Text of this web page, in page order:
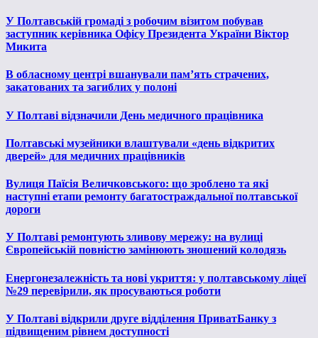
У Полтавській громаді з робочим візитом побував
заступник керівника Офісу Президента України Віктор
Микита
В обласному центрі вшанували пам’ять страчених,
закатованих та загиблих у полоні
У Полтаві відзначили День медичного працівника
Полтавські музейники влаштували «день відкритих
дверей» для медичних працівників
Вулиця Паїсія Величковського: що зроблено та які
наступні етапи ремонту багатостраждальної полтавської
дороги
У Полтаві ремонтують зливову мережу: на вулиці
Європейській повністю замінюють зношений колодязь
Енергонезалежність та нові укриття: у полтавському ліцеї
№29 перевірили, як просуваються роботи
У Полтаві відкрили друге відділення ПриватБанку з
підвищеним рівнем доступності